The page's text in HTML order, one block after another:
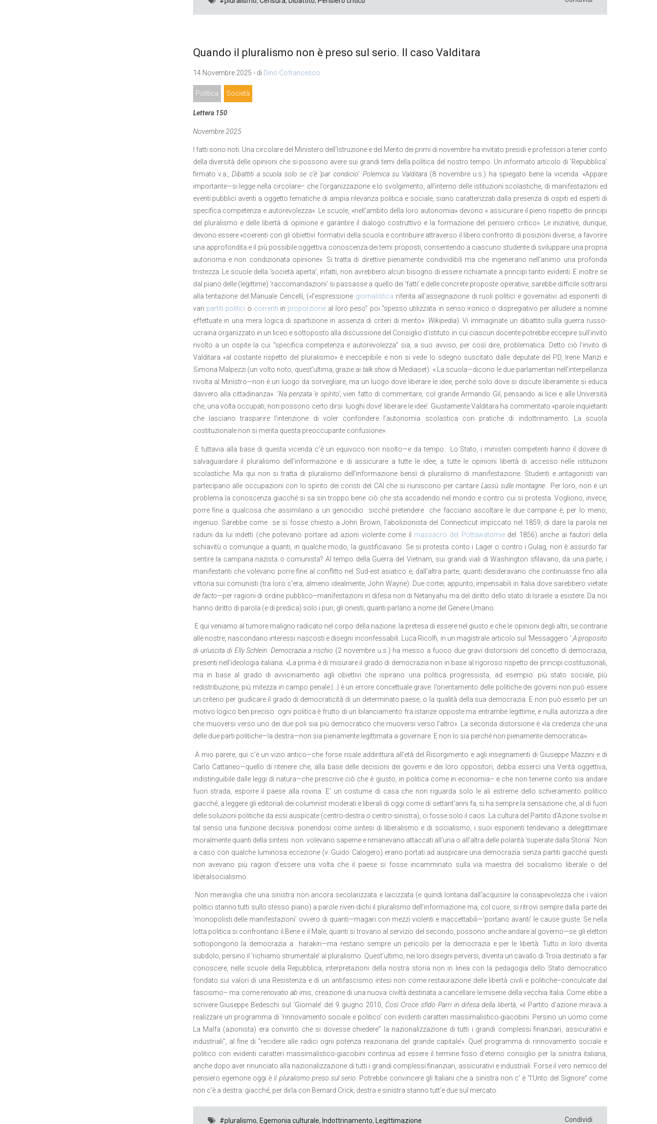
Quando il pluralismo non è preso sul serio. Il caso Valditara
14 Novembre 2025 - di Dino Cofrancesco
Politica Società
Lettera 150
Novembre 2025
I fatti sono noti. Una circolare del Ministero dell’Istruzione e del Merito dei primi di novembre ha invitato presidi e professori a tener conto
della diversità delle opinioni che si possono avere sui grandi temi della politica del nostro tempo. Un informato articolo di ’Repubblica’
firmato v.a.,Dibattiti a scuola solo se c’è ‘par condicio’. Polemica su Valditara(8 novembre u.s.) ha spiegato bene la vicenda. «Appare
importante—si legge nella circolare– che l’organizzazione e lo svolgimento, all’interno delle istituzioni scolastiche, di manifestazioni ed
eventi pubblici aventi a oggetto tematiche di ampia rilevanza politica e sociale, siano caratterizzati dalla presenza di ospiti ed esperti di
specifica competenza e autorevolezza». Le scuole, «nell’ambito della loro autonomia» devono « assicurare il pieno rispetto dei principi
del pluralismo e delle libertà di opinione e garantire il dialogo costruttivo e la formazione del pensiero critico». Le iniziative, dunque,
devono essere «coerenti con gli obiettivi formativi della scuola e contribuire attraverso il libero confronto di posizioni diverse, a favorire
una approfondita e il più possibile oggettiva conoscenza dei temi proposti, consentendo a ciascuno studente di sviluppare una propria
autonoma e non condizionata opinione». Si tratta di direttive pienamente condividibili ma che ingenerano nell’animo una profonda
tristezza. Le scuole della ‘società aperta’, infatti, non avrebbero alcun bisogno di essere richiamate a principi tanto evidenti. E inoltre se
dal piano delle (legittime) ‘raccomandazioni’ si passasse a quello dei ‘fatti’ e delle concrete proposte operative, sarebbe difficile sottrarsi
alla tentazione del Manuale Cencelli, («l’espressione giornalistica riferita all’assegnazione di ruoli politici e governativi ad esponenti di
vari partiti politici o correnti in proporzione al loro peso” poi “spesso utilizzata in senso ironico o dispregiativo per alludere a nomine
effettuate in una mera logica di spartizione in assenza di criteri di merito». Wikipedia). Vi immaginate un dibattito sulla guerra russo-
ucraina organizzato in un liceo e sottoposto alla discussione del Consiglio d’istituto in cui ciascun docente potrebbe eccepire sull’invito
rivolto a un ospite la cui ”specifica competenza e autorevolezza” sia, a suo avviso, per così dire, problematica. Detto ciò l’invito di
Valditara «al costante rispetto del pluralismo» è ineccepibile e non si vede lo sdegno suscitato dalle deputate del PD, Irene Manzi e
Simona Malpezzi (un volto noto, quest’ultima, grazie ai talk showdi Mediaset). « La scuola—dicono le due parlamentari nell’interpellanza
rivolta al Ministro—non è un luogo da sorvegliare, ma un luogo dove liberare le idee, perché solo dove si discute liberamente si educa
davvero alla cittadinanza». ‘Na penzata ‘e spírito’, vien fatto di commentare, col grande Armando Gil, pensando ai licei e alle Università
che, una volta occupati, non possono certo dirsi luoghi dove’ liberare le idee’. Giustamente Valditara ha commentato «parole inquietanti
che lasciano trasparire l’intenzione di voler confondere l’autonomia scolastica con pratiche di indottrinamento. La scuola
costituzionale non si merita questa preoccupante confusione».
E tuttavia alla base di questa vicenda c’è un equivoco non risolto—e da tempo. Lo Stato, i ministeri competenti hanno il dovere di
salvaguardare il pluralismo dell’informazione e di assicurare a tutte le idee, a tutte le opinioni libertà di accesso nelle istituzioni
scolastiche. Ma qui non si tratta di pluralismo dell’informazione bensì di pluralismo di manifestazione. Studenti e antagonisti vari
partecipano alle occupazioni con lo spirito dei coristi del CAI che si riuniscono per cantareLassù sulle montagne .. Per loro, non è un
problema la conoscenza giacché si sa sin troppo bene ciò che sta accadendo nel mondo e contro cui si protesta. Vogliono, invece,
porre fine a qualcosa che assimilano a un genocidio sicché pretendere che facciano ascoltare le due campane è, per lo meno,
ingenuo. Sarebbe come se si fosse chiesto a John Brown, l’abolizionista del Connecticut impiccato nel 1859, di dare la parola nei
raduni da lui indetti (che potevano portare ad azioni violente come il massacro del Pottawatomiedel 1856) anche ai fautori della
schiavitù o comunque a quanti, in qualche modo, la giustificavano. Se si protesta conto i Lager o contro i Gulag, non è assurdo far
sentire la campana nazista o comunista? Al tempo della Guerra del Vietnam, sui grandi viali di Washington sfilavano, da una parte, i
manifestanti che volevano porre fine al conflitto nel Sud-est asiatico e, dall’altra parte, quanti desideravano che continuasse fino alla
vittoria sui comunisti (tra loro c’era, almeno idealmente, John Wayne). Due cortei, appunto, impensabili in Italia dove sarebbero vietate
de facto—per ragioni di ordine pubblico–manifestazioni in difesa non di Netanyahu ma del diritto dello stato di Israele a esistere. Da noi
hanno diritto di parola (e di predica) solo i puri, gli onesti, quanti parlano a nome del Genere Umano.
E qui veniamo al tumore maligno radicato nel corpo della nazione: la pretesa di essere nel giusto e che le opinioni degli altri, se contrarie
alle nostre, nascondano interessi nascosti e disegni inconfessabili. Luca Ricolfi, in un magistrale articolo sul ‘Messaggero ’, A proposito
di un’uscita di Elly Schlein. Democrazia a rischio (2 novembre u.s.) ha messo a fuoco due gravi distorsioni del concetto di democrazia,
presenti nell’ideologia italiana. «La prima è di misurare il grado di democrazia non in base al rigoroso rispetto dei principi costituzionali,
ma in base al grado di avvicinamento agli obiettivi che ispirano una politica progressista, ad esempio: più stato sociale, più
redistribuzione, più mitezza in campo penale.|…| è un errore concettuale grave: l’orientamento delle politiche dei governi non può essere
un criterio per giudicare il grado di democraticità di un determinato paese, o la qualità della sua democrazia. E non può esserlo per un
motivo logico ben preciso: ogni politica è frutto di un bilanciamento fra istanze opposte ma entrambe legittime, e nulla autorizza a dire
che muoversi verso uno dei due poli sia più democratico che muoversi verso l’altro». La seconda distorsione è «la credenza che una
delle due parti politiche—la destra—non sia pienamente legittimata a governare. E non lo sia perché non pienamente democratica».
A mio parere, qui c’è un vizio antico—che forse risale addirittura all’età del Risorgimento e agli insegnamenti di Giuseppe Mazzini e di
Carlo Cattaneo—quello di ritenere che, alla base delle decisioni dei governi e dei loro oppositori, debba esserci una Verità oggettiva,
indistinguibile dalle leggi di natura—che prescrive ciò che è giusto, in politica come in economia– e che non tenerne conto sia andare
fuori strada, esporre il paese alla rovina. E’ un costume di casa che non riguarda solo le ali estreme dello schieramento politico
giacché, a leggere gli editoriali dei columnist moderati e liberali di oggi come di settant’anni fa, si ha sempre la sensazione che, al di fuori
delle soluzioni politiche da essi auspicate (centro-destra o centro-sinistra), ci fosse solo il caos. La cultura del Partito d’Azione svolse in
tal senso una funzione decisiva: ponendosi come sintesi di liberalismo e di socialismo, i suoi esponenti tendevano a delegittimare
moralmente quanti della sintesi non volevano saperne e rimanevano attaccati all’una o all’altra delle polarità ‘superate dalla Storia’. Non
a caso con qualche luminosa eccezione (v. Guido Calogero) erano portati ad auspicare una democrazia senza partiti giacché questi
non avevano più ragion d’essere una volta che il paese si fosse incamminato sulla via maestra del socialismo liberale o del
liberalsocialismo.
Non meraviglia che una sinistra non ancora secolarizzata e laicizzata (e quindi lontana dall’acquisire la consapevolezza che i valori
politici stanno tutti sullo stesso piano) a parole riven-dichi il pluralismo dell’informazione ma, col cuore, si ritrovi sempre dalla parte dei
‘monopolisti delle manifestazioni’ ovvero di quanti—magari con mezzi violenti e inaccettabili—‘portano avanti’ le cause giuste. Se nella
lotta politica si confrontano il Bene e il Male, quanti si trovano al servizio del secondo, possono anche andare al governo—se gli elettori
sottopongono la democrazia a harakiri—ma restano sempre un pericolo per la democrazia e per le libertà. Tutto in loro diventa
subdolo, persino il ‘richiamo strumentale’ al pluralismo. Quest’ultimo, nei loro disegni perversi, diventa un cavallo di Troia destinato a far
conoscere, nelle scuole della Repubblica, interpretazioni della nostra storia non in linea con la pedagogia dello Stato democratico
fondato sui valori di una Resistenza e di un antifascismo intesi non come restaurazione delle libertà civili e politiche–conculcate dal
fascismo– ma comerenovatio ab imis , creazione di una nuova civiltà destinata a cancellare le miserie della vecchia Italia. Come ebbe a
scrivere Giuseppe Bedeschi sul ‘Giornale’ del 9 giugno 2010, Così Croce sfidò Parri in difesa della libertà , «il Partito d’azione mirava a
realizzare un programma di ‘rinnovamento sociale e politico’ con evidenti caratteri massimalistico-giacobini. Persino un uomo come
La Malfa (azionista) era convinto che si dovesse chiedere” la nazionalizzazione di tutti i grandi complessi finanziari, assicurativi e
industriali”, al fine di “recidere alle radici ogni potenza reazionaria del grande capitale’». Quel programma di rinnovamento sociale e
politico con evidenti caratteri massimalistico-giacobini continua ad essere il termine fisso d’eterno consiglio per la sinistra italiana,
anche dopo aver rinunciato alla nazionalizzazione di tutti i grandi complessi finanziari, assicurativi e industriali. Forse il vero nemico del
pensiero egemone oggi èil pluralismo preso sul serio. Potrebbe convincere gli Italiani che a sinistra non c’ è “l’Unto del Signore” come
non c’è a destra: giacché, per dirla con Bernard Crick, destra e sinistra stanno tutt’e due sul mercato.
#pluralismo, Egemonia culturale, Indottrinamento, Legittimazione Condividi